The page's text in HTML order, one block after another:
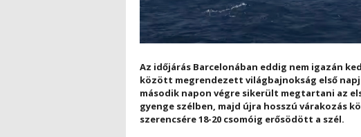
Az időjárás Barcelonában eddig nem igazán
között megrendezett világbajnokság első
második napon végre sikerült megtartani az
gyenge szélben, majd újra hosszú várakozás
szerencsére 18-20 csomóig erősödött a szél.